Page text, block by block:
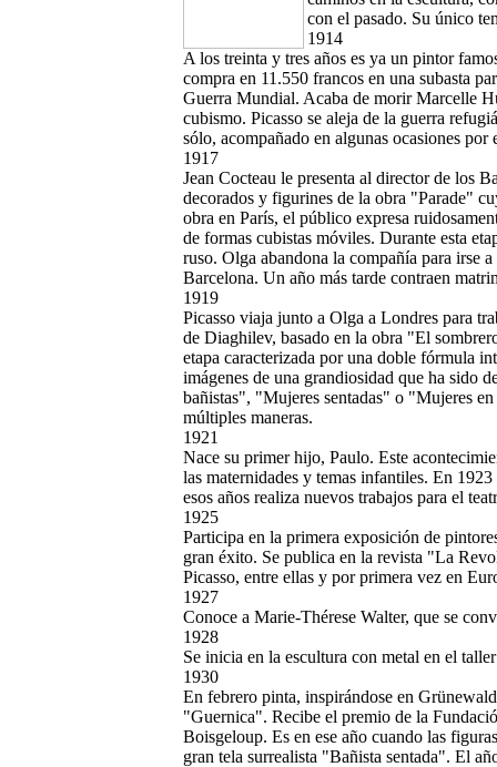
con el pasado. Su único
1914
A los treinta y tres años es ya un pintor
compra en 11.550 francos en una subasta
Guerra Mundial. Acaba de morir Marcelle
cubismo. Picasso se aleja de la guerra
sólo, acompañado en algunas ocasiones
1917
Jean Cocteau le presenta al director de los
decorados y figurines de la obra "Parade"
obra en París, el público expresa
de formas cubistas móviles. Durante esta
ruso. Olga abandona la compañía para irse
Barcelona. Un año más tarde contraen
1919
Picasso viaja junto a Olga a Londres para
de Diaghilev, basado en la obra "El
etapa caracterizada por una doble fórmula
imágenes de una grandiosidad que ha sido
bañistas", "Mujeres sentadas" o "Mujeres
múltiples maneras.
1921
Nace su primer hijo, Paulo. Este
las maternidades y temas infantiles. En
esos años realiza nuevos trabajos para el
1925
Participa en la primera exposición de
gran éxito. Se publica en la revista "La
Picasso, entre ellas y por primera vez en
1927
Conoce a Marie-Thérese Walter, que se
1928
Se inicia en la escultura con metal en el
1930
En febrero pinta, inspirándose en
"Guernica". Recibe el premio de la
Boisgeloup. Es en ese año cuando las
gran tela surrealista "Bañista sentada". El